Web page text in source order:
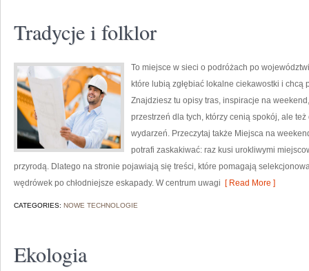
Tradycje i folklor
To miejsce w sieci o podróżach po
które lubią zgłębiać lokalne ciekawostki i
Znajdziesz tu opisy tras, inspiracje na
przestrzeń dla tych, którzy cenią spokój, ale
wydarzeń. Przeczytaj także Miejsca na
potrafi zaskakiwać: raz kusi urokliwymi
przyrodą. Dlatego na stronie pojawiają się treści, które pomagają
wędrówek po chłodniejsze eskapady. W centrum uwagi [ Read More ]
CATEGORIES: NOWE TECHNOLOGIE
Ekologia